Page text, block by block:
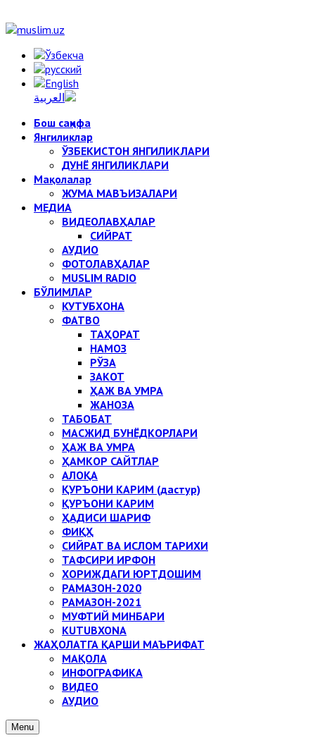
Бош саҳифа
Янгиликлар
ЎЗБЕКИСТОН ЯНГИЛИКЛАРИ
ДУНЁ ЯНГИЛИКЛАРИ
Мақолалар
ЖУМА МАВЪИЗАЛАРИ
МЕДИА
ВИДЕОЛАВҲАЛАР
СИЙРАТ
АУДИО
ФОТОЛАВҲАЛАР
MUSLIM RADIO
БЎЛИМЛАР
КУТУБХОНА
ФАТВО
ТАҲОРАТ
НАМОЗ
РЎЗА
ЗАКОТ
ҲАЖ ВА УМРА
ЖАНОЗА
ТАБОБАТ
МАСЖИД БУНЁДКОРЛАРИ
ҲАЖ ВА УМРА
ҲАМКОР САЙТЛАР
АЛОҚА
ҚУРЪОНИ КАРИМ (дастур)
ҚУРЪОНИ КАРИМ
ҲАДИСИ ШАРИФ
ФИҚҲ
СИЙРАТ ВА ИСЛОМ ТАРИХИ
ТАФСИРИ ИРФОН
ХОРИЖДАГИ ЮРТДОШИМ
РАМАЗОН-2020
РАМАЗОН-2021
МУФТИЙ МИНБАРИ
KUTUBXONA
ЖАҲОЛАТГА ҚАРШИ МАЪРИФАТ
МАҚОЛА
ИНФОГРАФИКА
ВИДЕО
АУДИО
Menu